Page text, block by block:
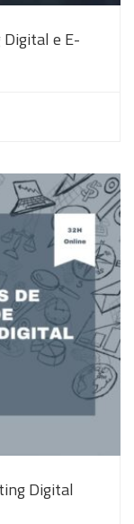
e E-
Digital